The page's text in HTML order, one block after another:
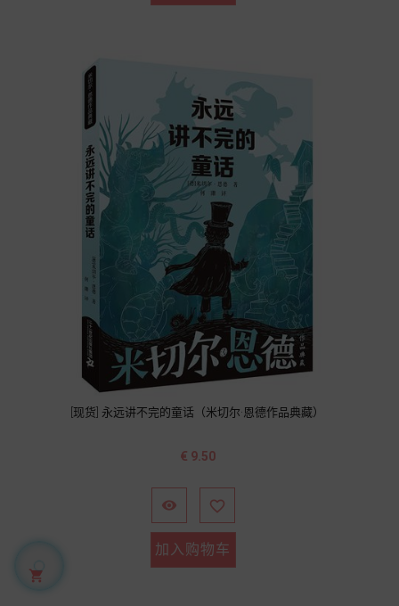
[现货] 永远讲不完的童话（米切尔·恩德作品典藏）
价
€ 9.50
 
加入购物车
